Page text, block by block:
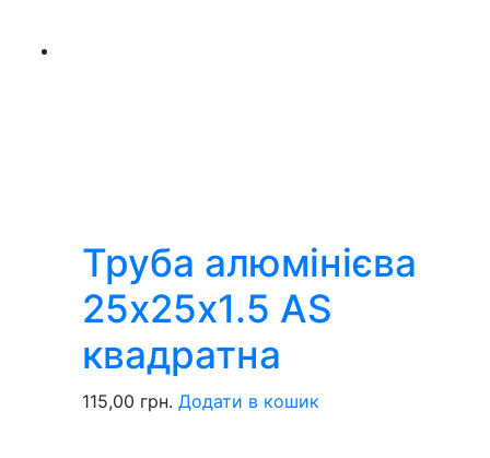
Труба алюмінієва
25х25х1.5 AS
квадратна
115,00 грн. Додати в кошик